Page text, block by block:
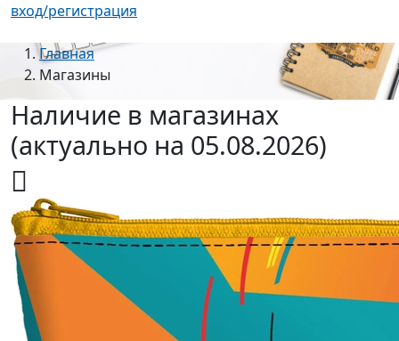
вход/регистрация
Главная
Магазины
Наличие в магазинах
(актуально на 05.08.2026)